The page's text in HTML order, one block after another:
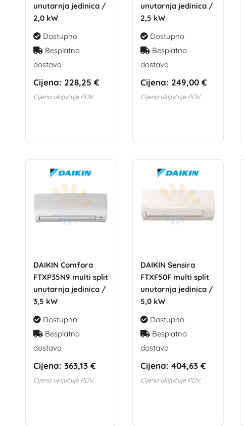
unutarnja jedinica /
2,0 kW
Dostupno
Besplatna
dostava
Cijena: 228,25 €
Cijena uključuje PDV.
unutarnja jedinica /
2,5 kW
Dostupno
Besplatna
dostava
Cijena: 249,00 €
Cijena uključuje PDV.
DAIKIN Comfora
FTXP35N9 multi split
unutarnja jedinica /
3,5 kW
Dostupno
Besplatna
dostava
Cijena: 363,13 €
Cijena uključuje PDV.
DAIKIN Sensira
FTXF50F multi split
unutarnja jedinica /
5,0 kW
Dostupno
Besplatna
dostava
Cijena: 404,63 €
Cijena uključuje PDV.